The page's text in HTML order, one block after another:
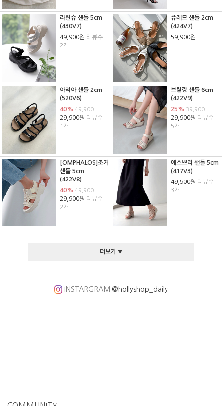
라린슈 샌들 5cm
(430V7)
49,900원 리뷰수 :
2개
쥬레므 샌들 2cm
(424V7)
59,900원
아리아 샌들 2cm
(520V6)
40%49,900
29,900원 리뷰수 :
1개
브릴랑 샌들 6cm
(422V9)
25%39,900
29,900원 리뷰수 :
5개
[OMPHALOS]조거
샌들 5cm
(422V8)
40%49,900
29,900원 리뷰수 :
2개
에스쁘리 샌들 5cm
(417V3)
49,900원 리뷰수 :
3개
더보기 ▼
INSTARGRAM @hollyshop_daily